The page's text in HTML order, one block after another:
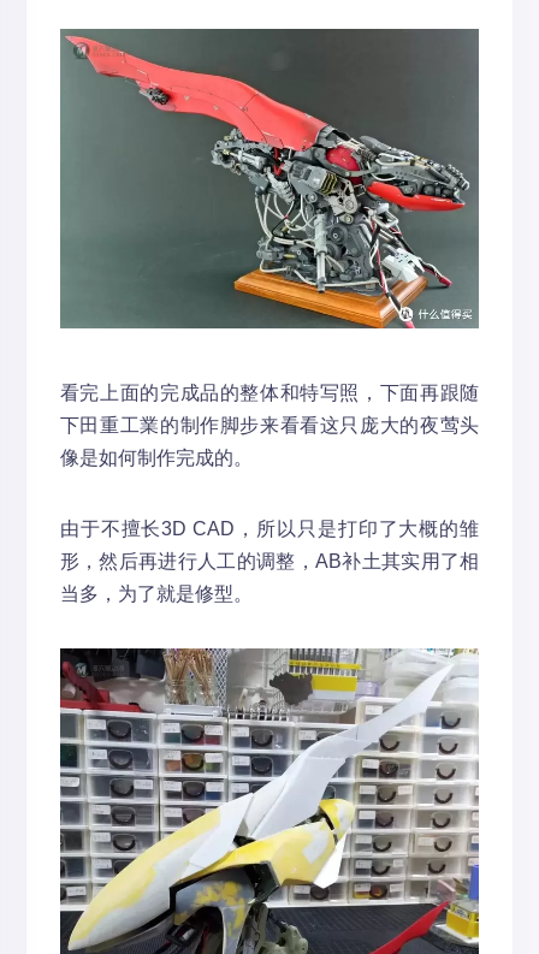
看完上面的完成品的整体和特写照，下面再跟随
下田重工業的制作脚步来看看这只庞大的夜莺头
像是如何制作完成的。
由于不擅长3D CAD，所以只是打印了大概的雏
形，然后再进行人工的调整，AB补土其实用了相
当多，为了就是修型。